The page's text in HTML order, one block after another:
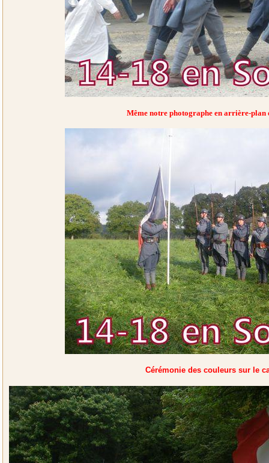
Même notre photographe en arrière-plan
Cérémonie des couleurs sur le